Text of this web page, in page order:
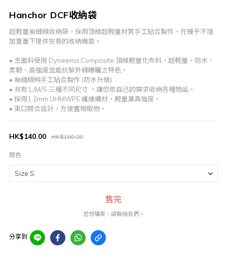
Hanchor DCF收納袋
超輕量無縫線收納袋，採用頂級超輕量材質手工貼合製作，在幾乎不增
加重量下提供完善的收納機能。
• 主面料使用 Dyneema Composite 頂級輕量化布料，超輕量、防水、
柔韌、高強度並能抗紫外線曝曬之特色。
• 無縫線純手工貼合製作 (防水升級)
• 共有 L/M/S 三種不同尺寸 ，讓您依自己的需求收納各種物品。
• 採用1.2mm UHMWPE 纖維繩材，輕量兼具強度。
• 束口開合設計，方便置物取物。
HK$180.00
HK$140.00
顏色
售完
若想購買，請聯絡我們。
分享到